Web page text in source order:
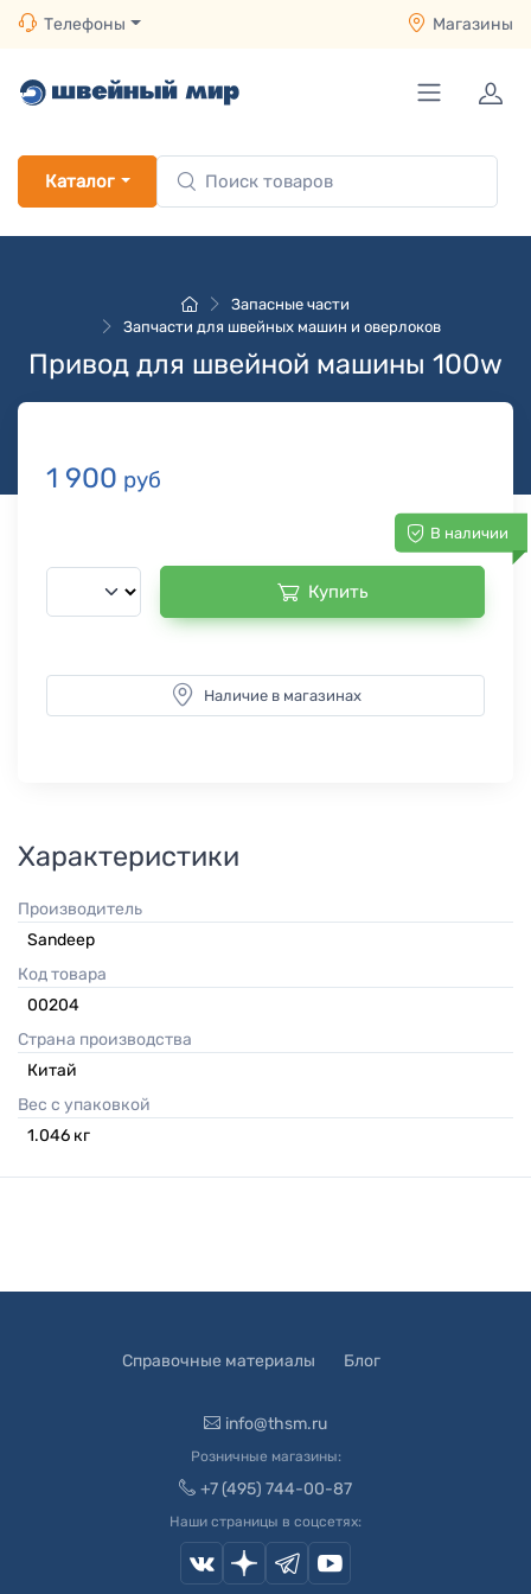
Телефоны Магазины
Каталог
Запасные части
Запчасти для швейных машин и оверлоков
Привод для швейной машины 100w
1 900 руб
В наличии
Купить
Наличие в магазинах
Характеристики
Производитель
Sandeep
Код товара
00204
Страна производства
Китай
Вес с упаковкой
1.046 кг
Справочные материалы Блог
info@thsm.ru
Розничные магазины:
+7 (495) 744-00-87
Наши страницы в соцсетях: